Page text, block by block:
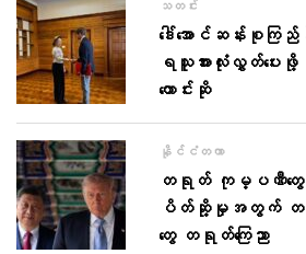
သတင်း
ဒေါ်အောင်ဆန်းစုက
ရသူအားလုံးလွှတ်ပ
တောင်းဆို
နိုင်ငံတကာ
တရုတ် ကုမ္ပဏီတွေ
ပိတ်ဆို့မှုအတွက်
တွေ တရုတ်ကြေညာ